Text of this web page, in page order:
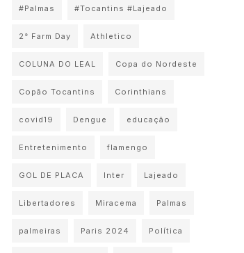
#Palmas #Tocantins #Lajeado
2° Farm Day Athletico
COLUNA DO LEAL Copa do Nordeste
Copão Tocantins Corinthians
covid19 Dengue educação
Entretenimento flamengo
GOL DE PLACA Inter Lajeado
Libertadores Miracema Palmas
palmeiras Paris 2024 Política